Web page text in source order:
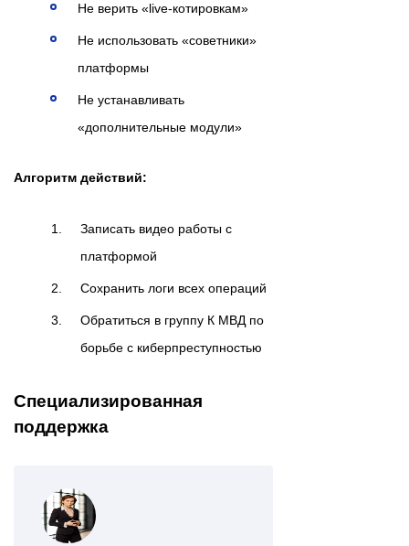
Не верить «live-котировкам»
Не использовать «советники»
платформы
Не устанавливать
«дополнительные модули»
Алгоритм действий:
Записать видео работы с
платформой
Сохранить логи всех операций
Обратиться в группу К МВД по
борьбе с киберпреступностью
Специализированная
поддержка